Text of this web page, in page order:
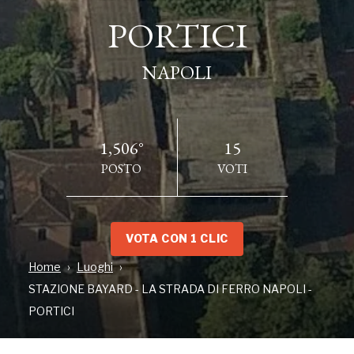
PORTICI
NAPOLI
1,506°
POSTO
15
VOTI
VOTA CON 1 CLIC
Home
Luoghi
STAZIONE BAYARD - LA STRADA DI FERRO NAPOLI -
PORTICI
NAPOLI
INDIRIZZO
Corso Giuseppe Garibaldi, 390, NAPOLI, NA